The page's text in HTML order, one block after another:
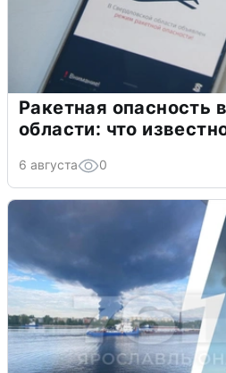
Ракетная опасность
области: что
6 августа 0